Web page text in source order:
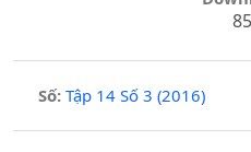
85
Số: Tập 14 Số 3 (2016)